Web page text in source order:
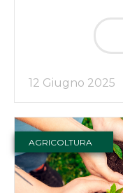
12 Giugno 2025
AGRICOLTURA